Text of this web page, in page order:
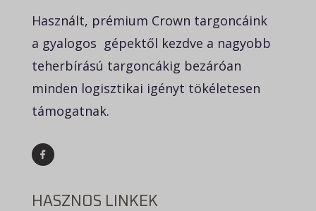
Használt, prémium Crown targoncáink
a gyalogos gépektől kezdve a nagyobb
teherbírású targoncákig bezáróan
minden logisztikai igényt tökéletesen
támogatnak.
HASZNOS LINKEK